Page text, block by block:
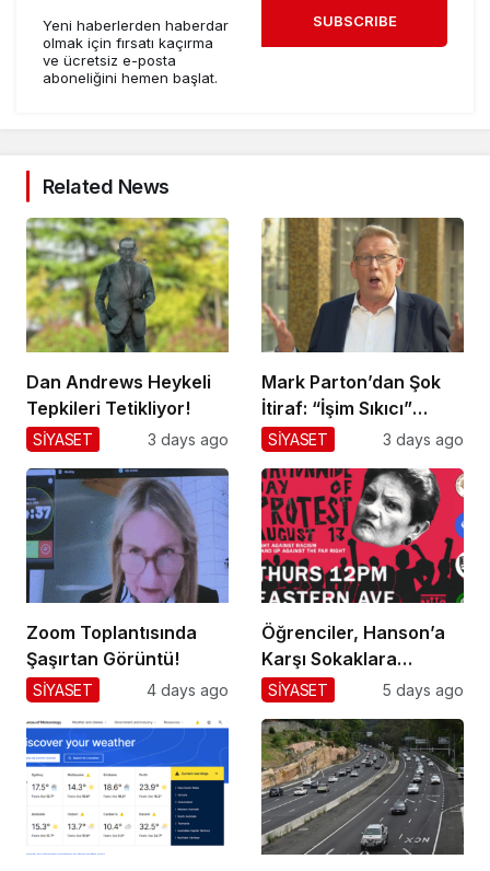
Yeni haberlerden haberdar
olmak için fırsatı kaçırma
ve ücretsiz e-posta
aboneliğini hemen başlat.
SUBSCRIBE
Related News
Dan Andrews Heykeli
Tepkileri Tetikliyor!
SİYASET 3 days ago
Mark Parton’dan Şok
İtiraf: “İşim Sıkıcı”
Mesajı!
SİYASET 3 days ago
Zoom Toplantısında
Şaşırtan Görüntü!
SİYASET 4 days ago
Öğrenciler, Hanson’a
Karşı Sokaklara
Dökülüyor!
SİYASET 5 days ago